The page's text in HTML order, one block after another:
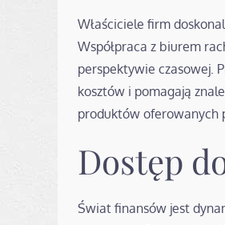
Właściciele firm
Współpraca z biurem
perspektywie czasowej.
kosztów i pomagają
produktów oferowanych
Dostęp
Świat finansów jest